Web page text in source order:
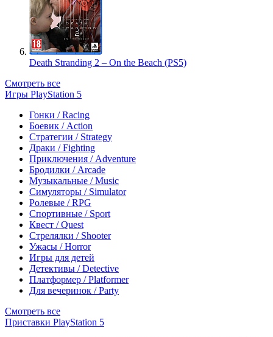
Death Stranding 2 – On the Beach (PS5)
Смотреть все
Игры PlayStation 5
Гонки / Racing
Боевик / Action
Стратегии / Strategy
Драки / Fighting
Приключения / Adventure
Бродилки / Arcade
Музыкальные / Music
Симуляторы / Simulator
Ролевые / RPG
Спортивные / Sport
Квест / Quest
Стрелялки / Shooter
Ужасы / Horror
Игры для детей
Детективы / Detective
Платформер / Platformer
Для вечеринок / Party
Смотреть все
Приставки PlayStation 5